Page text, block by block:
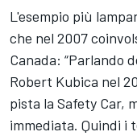
L'esempio più
che nel 2007
Canada: “Parlando
Robert Kubica nel
pista la Safety Car,
immediata. Quindi i